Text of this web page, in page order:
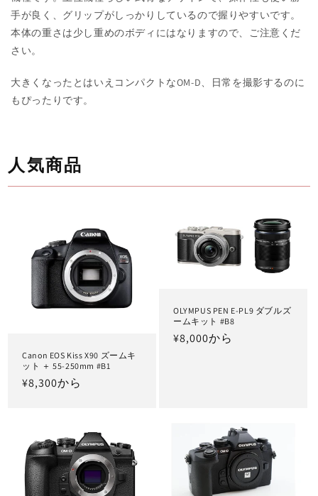
手が良く、グリップがしっかりしているので握りやすいです。
本体の重さは少し重めのボディにはなりますので、ご注意くだ
さい。
大きくなったとはいえコンパクトなOM-D、日常を撮影するのに
もぴったりです。
人気商品
Canon EOS Kiss X90 ズームキ
ット ＋ 55-250mm #B1
通
¥8,300から
OLYMPUS PEN E-PL9 ダブルズ
ームキット #B8
通
¥8,000から